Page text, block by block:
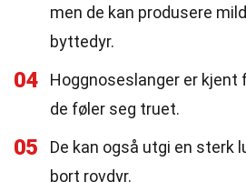
men de kan produsere
byttedyr.
04
Hoggnoseslanger er kjent
de føler seg truet.
05
De kan også utgi en sterk
bort rovdyr.